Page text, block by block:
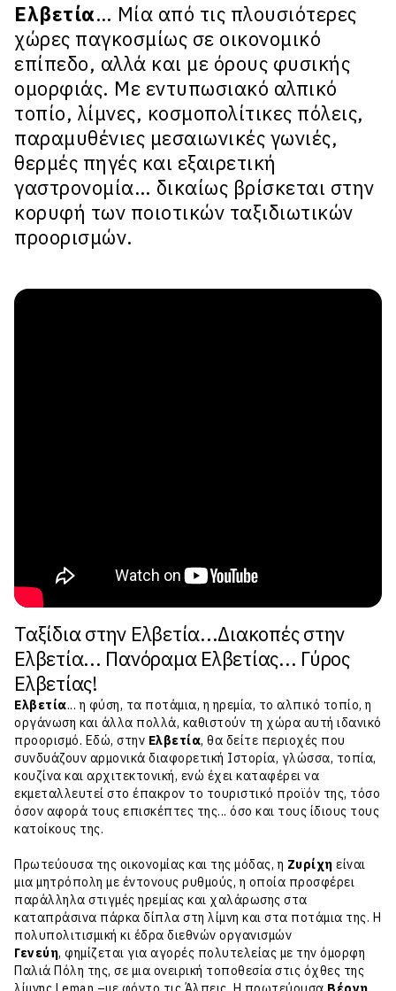
Ελβετία… Μία από τις πλουσιότερες
χώρες παγκοσμίως σε οικονομικό
επίπεδο, αλλά και με όρους φυσικής
ομορφιάς. Με εντυπωσιακό αλπικό
τοπίο, λίμνες, κοσμοπολίτικες πόλεις,
παραμυθένιες μεσαιωνικές γωνιές,
θερμές πηγές και εξαιρετική
γαστρονομία… δικαίως βρίσκεται στην
κορυφή των ποιοτικών ταξιδιωτικών
προορισμών.
Ταξίδια στην Ελβετία...Διακοπές στην
Ελβετία... Πανόραμα Ελβετίας... Γύρος
Ελβετίας!
Ελβετία... η φύση, τα ποτάμια, η ηρεμία, το αλπικό τοπίο, η
οργάνωση και άλλα πολλά, καθιστούν τη χώρα αυτή ιδανικό
προορισμό. Εδώ, στην Ελβετία, θα δείτε περιοχές που
συνδυάζουν αρμονικά διαφορετική Ιστορία, γλώσσα, τοπία,
κουζίνα και αρχιτεκτονική, ενώ έχει καταφέρει να
εκμεταλλευτεί στο έπακρον το τουριστικό προϊόν της, τόσο
όσον αφορά τους επισκέπτες της... όσο και τους ίδιους τους
κατοίκους της.
Πρωτεύουσα της οικονομίας και της μόδας, η Ζυρίχη είναι
μια μητρόπολη με έντονους ρυθμούς, η οποία προσφέρει
παράλληλα στιγμές ηρεμίας και χαλάρωσης στα
καταπράσινα πάρκα δίπλα στη λίμνη και στα ποτάμια της. Η
πολυπολιτισμική κι έδρα διεθνών οργανισμών
Γενεύη, φημίζεται για αγορές πολυτελείας με την όμορφη
Παλιά Πόλη της, σε μια ονειρική τοποθεσία στις όχθες της